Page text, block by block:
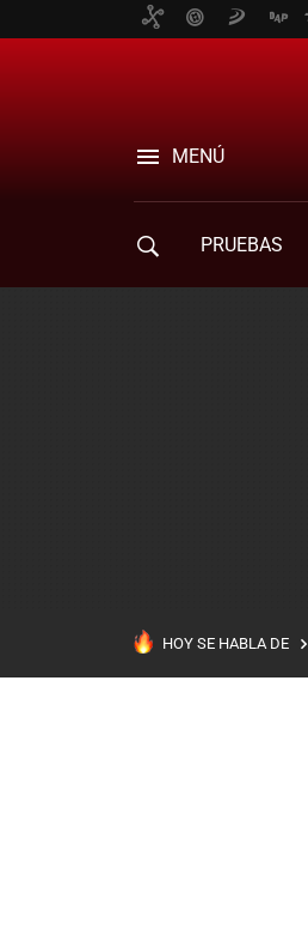
MENÚ
PRUEBAS
HOY SE HABLA DE